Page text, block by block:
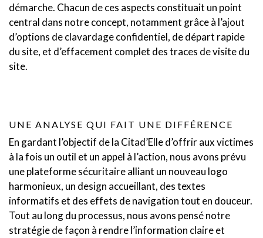
démarche. Chacun de ces aspects constituait un point
central dans notre concept, notamment grâce à l’ajout
d’options de clavardage confidentiel, de départ rapide
du site, et d’effacement complet des traces de visite du
site.
UNE ANALYSE QUI FAIT UNE DIFFÉRENCE
En gardant l’objectif de la Citad’Elle d’offrir aux victimes
à la fois un outil et un appel à l’action, nous avons prévu
une plateforme sécuritaire alliant un nouveau logo
harmonieux, un design accueillant, des textes
informatifs et des effets de navigation tout en douceur.
Tout au long du processus, nous avons pensé notre
stratégie de façon à rendre l’information claire et